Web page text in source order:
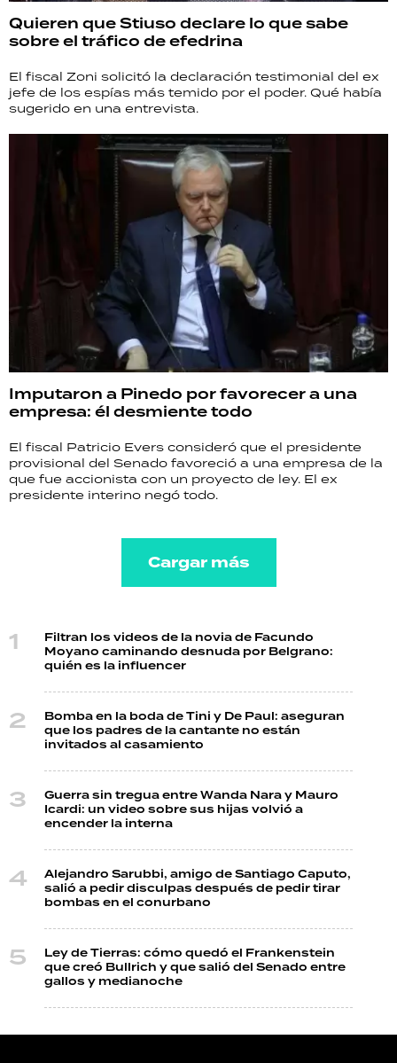
Quieren que Stiuso declare lo que sabe
sobre el tráfico de efedrina
El fiscal Zoni solicitó la declaración testimonial del ex
jefe de los espías más temido por el poder. Qué había
sugerido en una entrevista.
Imputaron a Pinedo por favorecer a una
empresa: él desmiente todo
El fiscal Patricio Evers consideró que el presidente
provisional del Senado favoreció a una empresa de la
que fue accionista con un proyecto de ley. El ex
presidente interino negó todo.
Cargar más
Filtran los videos de la novia de Facundo
Moyano caminando desnuda por Belgrano:
quién es la influencer
Bomba en la boda de Tini y De Paul: aseguran
que los padres de la cantante no están
invitados al casamiento
Guerra sin tregua entre Wanda Nara y Mauro
Icardi: un video sobre sus hijas volvió a
encender la interna
Alejandro Sarubbi, amigo de Santiago Caputo,
salió a pedir disculpas después de pedir tirar
bombas en el conurbano
Ley de Tierras: cómo quedó el Frankenstein
que creó Bullrich y que salió del Senado entre
gallos y medianoche